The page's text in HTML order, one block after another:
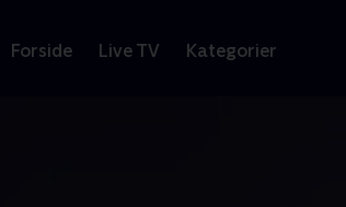
Forside Live TV Kategorier